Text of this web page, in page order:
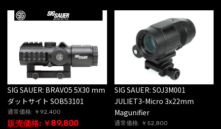
SIG SAUER: BRAVO5 5X30 mm
ダットサイト SOB53101
通常価格: ￥92,400
販売価格: ￥89,800
SIG SAUER: SOJ3M001
JULIET3-Micro 3x22mm
Magunifier
通常価格: ￥52,800